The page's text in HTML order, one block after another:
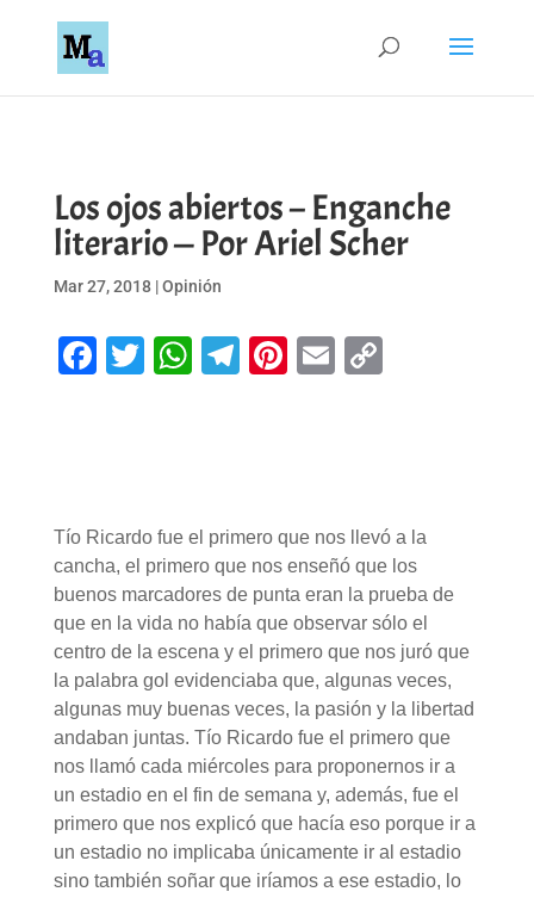
Los ojos abiertos – Enganche
literario — Por Ariel Scher
Mar 27, 2018|Opinión
Facebook
Twitter
WhatsApp
Telegram
Pinterest
EmailCopy
Tío Ricardo fue el primero que nos llevó a la
cancha, el primero que nos enseñó que los
buenos marcadores de punta eran la prueba de
que en la vida no había que observar sólo el
centro de la escena y el primero que nos juró que
la palabra gol evidenciaba que, algunas veces,
algunas muy buenas veces, la pasión y la libertad
andaban juntas. Tío Ricardo fue el primero que
nos llamó cada miércoles para proponernos ir a
un estadio en el fin de semana y, además, fue el
primero que nos explicó que hacía eso porque ir a
un estadio no implicaba únicamente ir al estadio
sino también soñar que iríamos a ese estadio, lo